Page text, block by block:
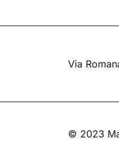
Via
© 2023